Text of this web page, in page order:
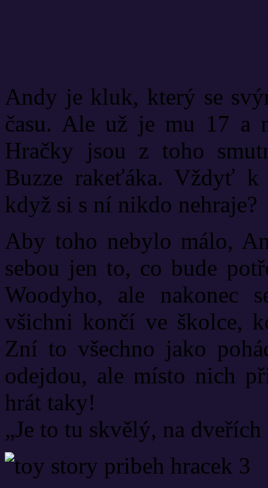
Andy je kluk, který se
času. Ale už je mu 17 a
Hračky jsou z toho
Buzze rakeťáka. Vždyť k
když si s ní nikdo nehraje?
Aby toho nebylo málo,
sebou jen to, co bude
Woodyho, ale nakonec
všichni končí ve školce,
Zní to všechno jako
odejdou, ale místo nich
hrát taky!
„Je to tu skvělý, na